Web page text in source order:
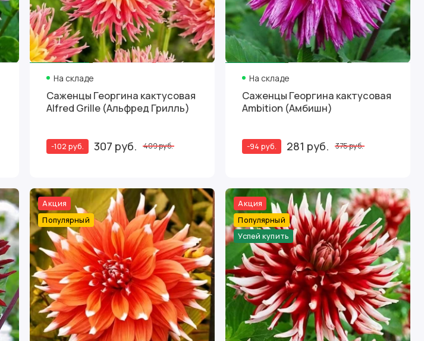
На складе
Саженцы Георгина кактусовая
Alfred Grille (Альфред Грилль)
-102 руб. 307 руб. 409 руб.
На складе
Саженцы Георгина кактусовая
Ambition (Амбишн)
-94 руб. 281 руб. 375 руб.
Акция
Популярный
Акция
Популярный
Успей купить